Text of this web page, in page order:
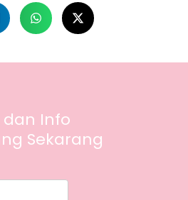
dan Info
Sekarang